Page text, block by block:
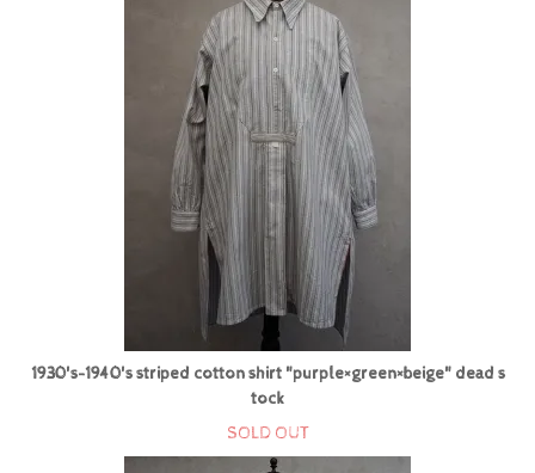
1930's-1940's striped cotton shirt "purple×green×beige" dead s
tock
SOLD OUT